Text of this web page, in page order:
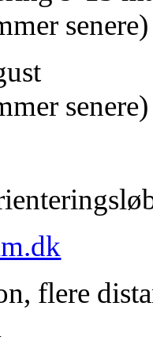
senere)
senere)
flere